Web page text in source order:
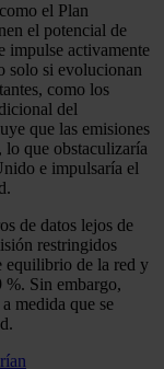
el Plan
el potencial de
impulse activamente
solo si evolucionan
como los
del
que las emisiones
lo que obstaculizaría
e impulsaría el
de datos lejos de
restringidos
equilibrio de la red y
%. Sin embargo,
medida que se